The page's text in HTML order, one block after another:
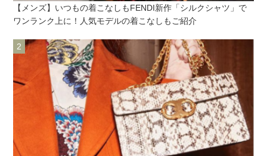
【メンズ】いつもの着こなしもFENDI新作「シルクシャツ」で
ワンランク上に！人気モデルの着こなしもご紹介